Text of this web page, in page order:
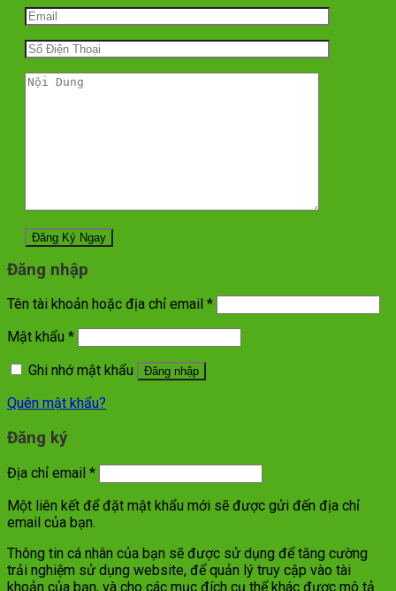
Đăng nhập
Tên tài khoản hoặc địa chỉ email *
Mật khẩu *
Ghi nhớ mật khẩu
Đăng nhập
Quên mật khẩu?
Đăng ký
Địa chỉ email *
Một liên kết để đặt mật khẩu mới sẽ được gửi đến địa chỉ
email của bạn.
Thông tin cá nhân của bạn sẽ được sử dụng để tăng cường
trải nghiệm sử dụng website, để quản lý truy cập vào tài
khoản của bạn, và cho các mục đích cụ thể khác được mô tả